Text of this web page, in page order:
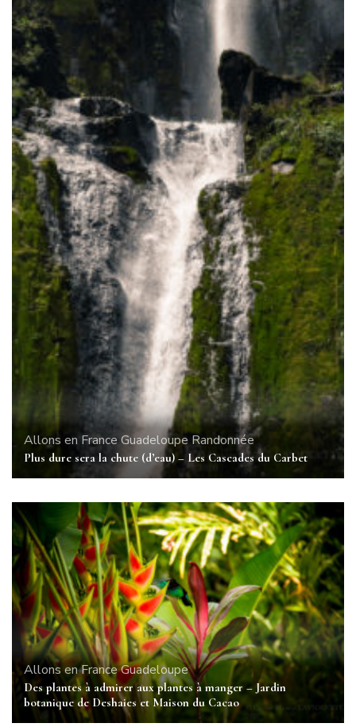
Allons en France Guadeloupe Randonnée
Plus dure sera la chute (d’eau) – Les Cascades du Carbet
Allons en FranceGuadeloupe
Des plantes à admirer aux plantes à manger – Jardin
botanique de Deshaies et Maison du Cacao